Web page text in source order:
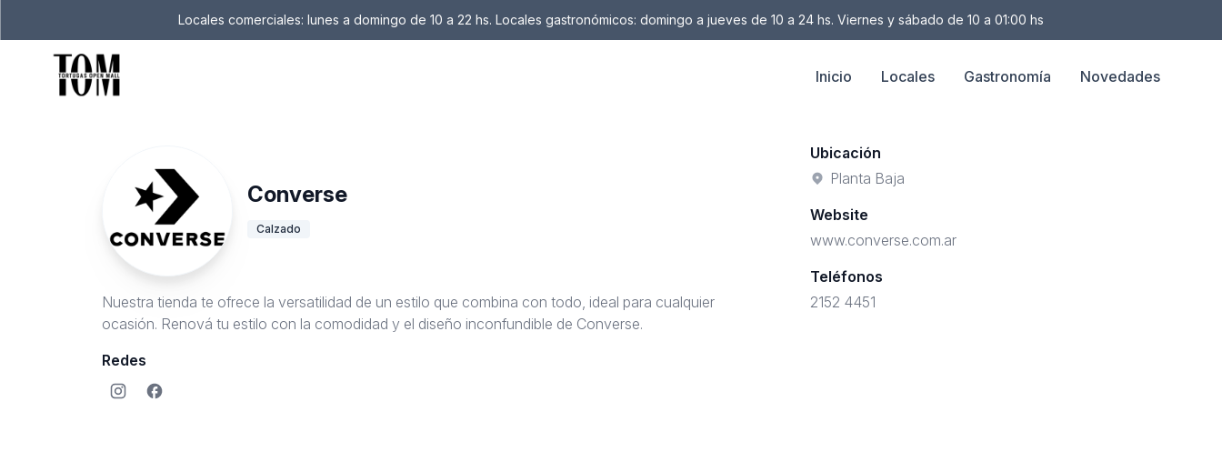
Locales comerciales: lunes a domingo de 10 a 22 hs. Locales gastronómicos: domingo a jueves de 10 a 24 hs. Viernes y sábado de 10 a 01:00 hs
Inicio Locales Gastronomía Novedades
Converse
Calzado
Nuestra tienda te ofrece la versatilidad de un estilo que combina con todo, ideal para cualquier
ocasión. Renová tu estilo con la comodidad y el diseño inconfundible de Converse.
Redes
Ubicación
Planta Baja
Website
www.converse.com.ar
Teléfonos
2152 4451